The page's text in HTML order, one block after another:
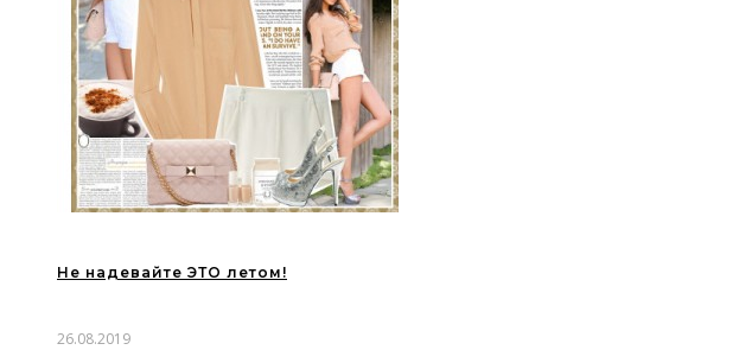
Не надевайте ЭТО летом!
26.08.2019